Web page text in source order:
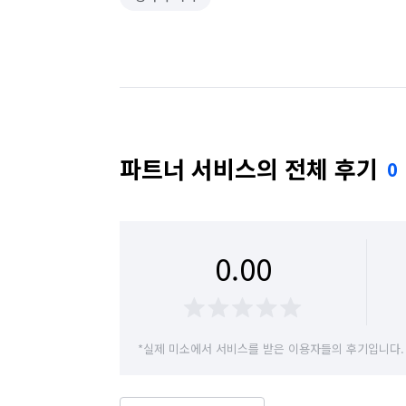
파트너 서비스의 전체 후기 0
0.00
*실제 미소에서 서비스를 받은 이용자들의 후기입니다.